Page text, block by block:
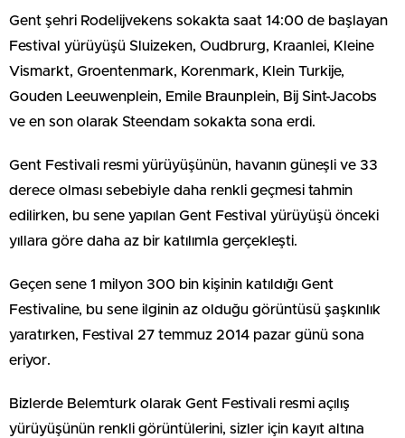
Gent şehri Rodelijvekens sokakta saat 14:00 de başlayan
Festival yürüyüşü Sluizeken, Oudbrurg, Kraanlei, Kleine
Vismarkt, Groentenmark, Korenmark, Klein Turkije,
Gouden Leeuwenplein, Emile Braunplein, Bij Sint-Jacobs
ve en son olarak Steendam sokakta sona erdi.
Gent Festivali resmi yürüyüşünün, havanın güneşli ve 33
derece olması sebebiyle daha renkli geçmesi tahmin
edilirken, bu sene yapılan Gent Festival yürüyüşü önceki
yıllara göre daha az bir katılımla gerçekleşti.
Geçen sene 1 milyon 300 bin kişinin katıldığı Gent
Festivaline, bu sene ilginin az olduğu görüntüsü şaşkınlık
yaratırken, Festival 27 temmuz 2014 pazar günü sona
eriyor.
Bizlerde Belemturk olarak Gent Festivali resmi açılış
yürüyüşünün renkli görüntülerini, sizler için kayıt altına